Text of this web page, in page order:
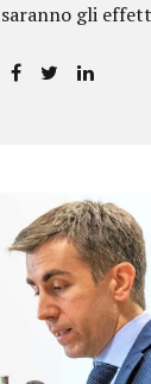
saranno gli